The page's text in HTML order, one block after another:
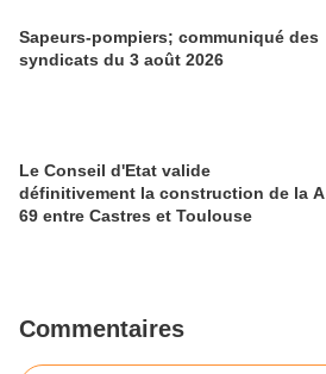
Sapeurs-pompiers; communiqué des
syndicats du 3 août 2026
Le Conseil d'Etat valide
définitivement la construction de la A
69 entre Castres et Toulouse
Commentaires